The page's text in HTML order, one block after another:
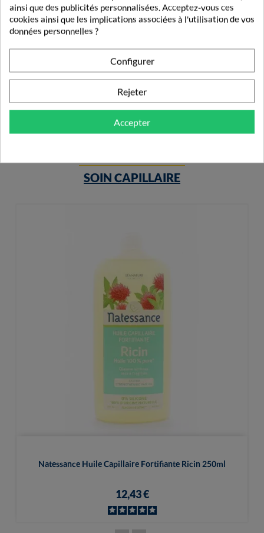
Klorane Bébé Crème Nutritive Cold Cream 40ml
9,06 €
SOIN CAPILLAIRE
Natessance Huile Capillaire Fortifiante Ricin 250ml
12,43 €
ainsi que des publicités personnalisées. Acceptez-vous ces
cookies ainsi que les implications associées à l'utilisation de vos
données personnelles ?
Configurer
Rejeter
Accepter